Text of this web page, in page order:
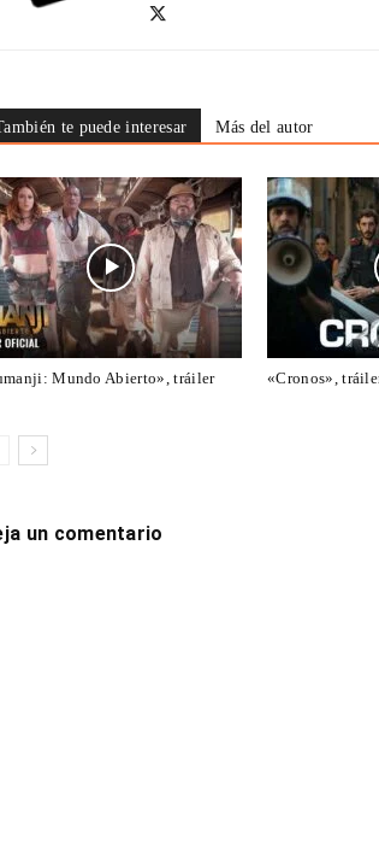
te puede interesar Más del autor
Mundo Abierto», tráiler «Cronos»,
un comentario